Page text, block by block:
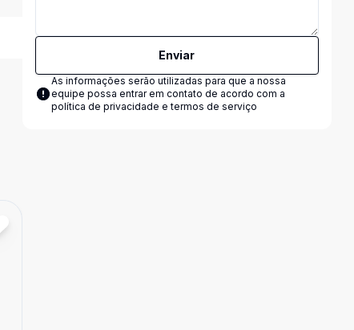
Enviar
As informações serão utilizadas para que a nossa
equipe possa entrar em contato de acordo com a
política de privacidade e termos de serviço